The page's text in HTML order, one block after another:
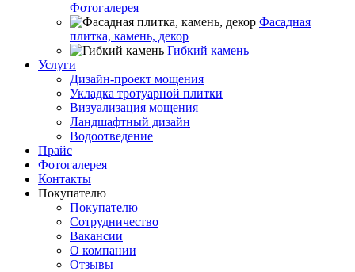
Фотогалерея
Фасадная
плитка, камень, декор
Гибкий камень
Услуги
Дизайн-проект мощения
Укладка тротуарной плитки
Визуализация мощения
Ландшафтный дизайн
Водоотведение
Прайс
Фотогалерея
Контакты
Покупателю
Покупателю
Сотрудничество
Вакансии
О компании
Отзывы